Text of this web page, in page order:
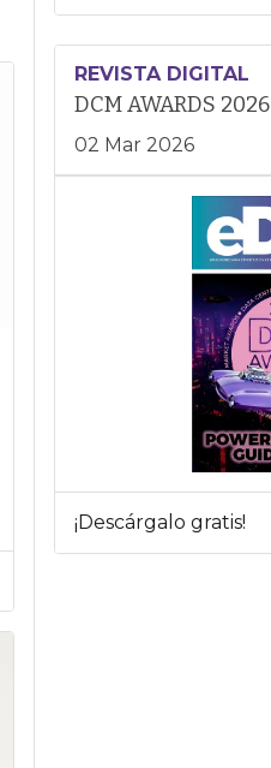
REVISTA DIGITAL
DCM AWARDS 2026
02 Mar 2026
¡Descárgalo gratis!